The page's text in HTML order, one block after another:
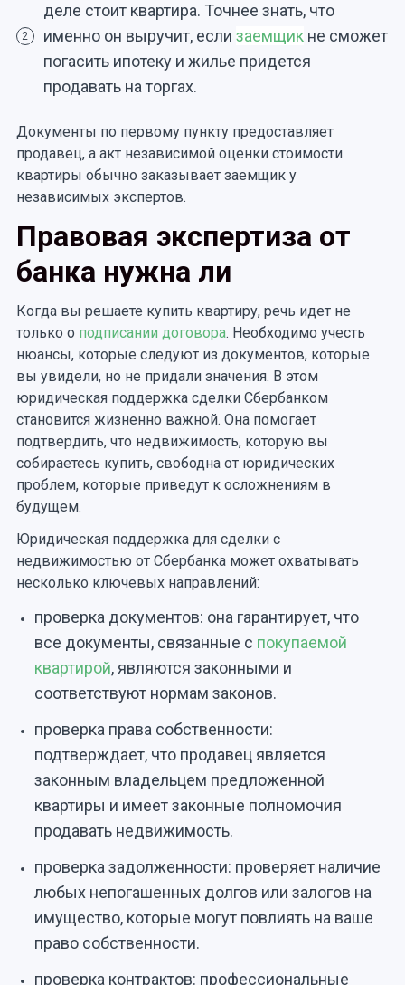
2
деле стоит квартира. Точнее знать, что
именно он выручит, если заемщикне сможет
погасить ипотеку и жилье придется
продавать на торгах.
Документы по первому пункту предоставляет
продавец, а акт независимой оценки стоимости
квартиры обычно заказывает заемщик у
независимых экспертов.
Правовая экспертиза от
банка нужна ли
Когда вы решаете купить квартиру, речь идет не
только о подписании договора. Необходимо учесть
нюансы, которые следуют из документов, которые
вы увидели, но не придали значения. В этом
юридическая поддержка сделки Сбербанком
становится жизненно важной. Она помогает
подтвердить, что недвижимость, которую вы
собираетесь купить, свободна от юридических
проблем, которые приведут к осложнениям в
будущем.
Юридическая поддержка для сделки с
недвижимостью от Сбербанка может охватывать
несколько ключевых направлений:
проверка документов: она гарантирует, что
все документы, связанные с покупаемой
квартирой, являются законными и
соответствуют нормам законов.
проверка права собственности:
подтверждает, что продавец является
законным владельцем предложенной
квартиры и имеет законные полномочия
продавать недвижимость.
проверка задолженности: проверяет наличие
любых непогашенных долгов или залогов на
имущество, которые могут повлиять на ваше
право собственности.
проверка контрактов: профессиональные